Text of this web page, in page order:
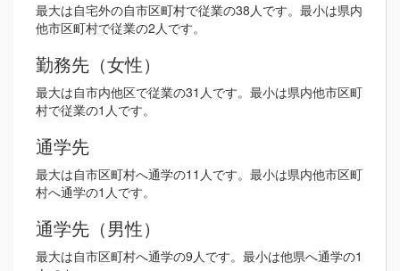
最大は自宅外の自市区町村で従業の38人です。最小は県内
他市区町村で従業の2人です。
勤務先（女性）
最大は自市内他区で従業の31人です。最小は県内他市区町
村で従業の1人です。
通学先
最大は自市区町村へ通学の11人です。最小は県内他市区町
村へ通学の1人です。
通学先（男性）
最大は自市区町村へ通学の9人です。最小は他県へ通学の1